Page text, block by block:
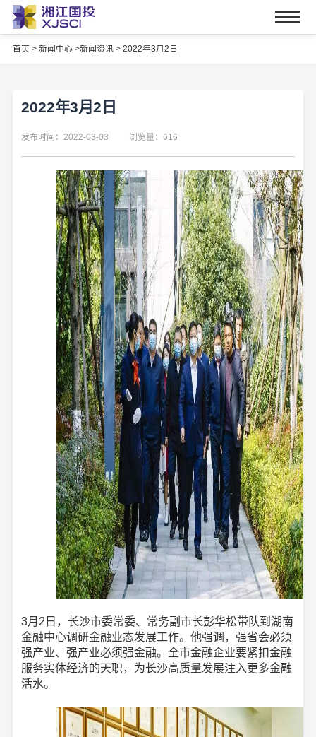
首页 > 新闻中心 >新闻资讯 > 2022年3月2日
2022年3月2日
发布时间：2022-03-03 浏览量：616
3月2日，长沙市委常委、常务副市长彭华松带队到湖南
金融中心调研金融业态发展工作。他强调，强省会必须
强产业、强产业必须强金融。全市金融企业要紧扣金融
服务实体经济的天职，为长沙高质量发展注入更多金融
活水。